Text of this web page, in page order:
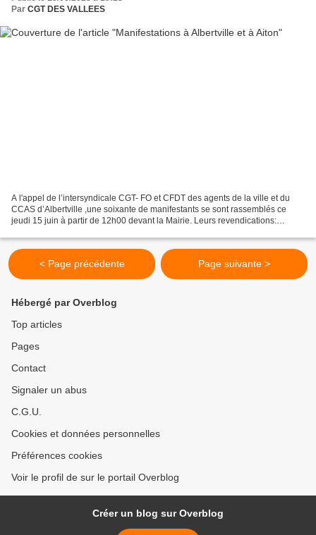
Par CGT DES VALLEES
A l'appel de l’intersyndicale CGT- FO et CFDT des agents de la ville et du
CCAS d’Albertville ,une soixante de manifestants se sont rassemblés ce
jeudi 15 juin à partir de 12h00 devant la Mairie. Leurs revendications:
< Page précédente Page suivante >
Hébergé par Overblog
Top articles
Pages
Contact
Signaler un abus
C.G.U.
Cookies et données personnelles
Préférences cookies
Voir le profil de sur le portail Overblog
Créer un blog sur Overblog